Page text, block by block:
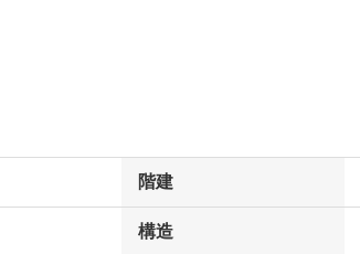
階建
構造